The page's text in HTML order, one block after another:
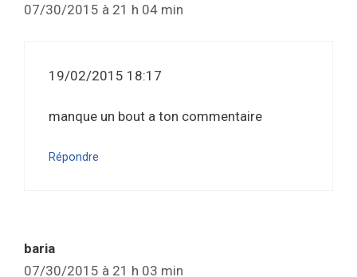
07/30/2015 à 21 h 04 min
19/02/2015 18:17
manque un bout a ton commentaire
Répondre
baria
07/30/2015 à 21 h 03 min